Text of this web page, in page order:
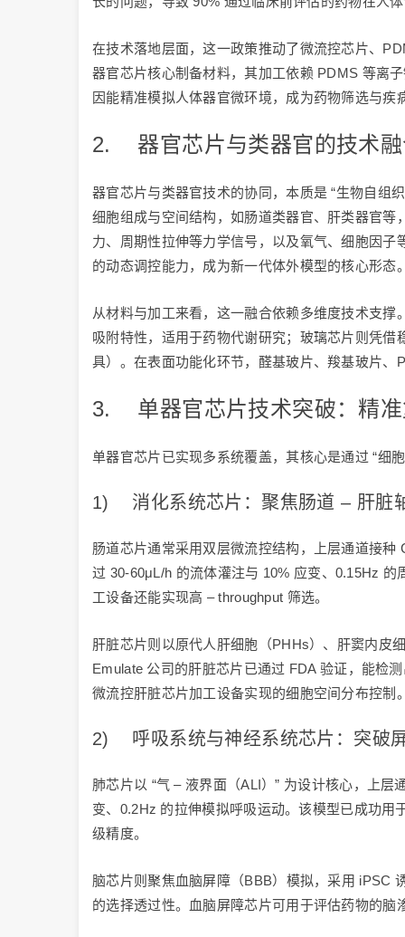
在技术落地层面，这一政策推动了微流控芯片、
器官芯片核心制备材料，其加工依赖 PDMS 等离
因能精准模拟人体器官微环境，成为药物筛选与疾
2. 器官芯片与类器官的技术融
器官芯片与类器官技术的协同，本质是 “生物自组
细胞组成与空间结构，如肠道类器官、肝类器官
力、周期性拉伸等力学信号，以及氧气、细胞因
的动态调控能力，成为新一代体外模型的核心形态
从材料与加工来看，这一融合依赖多维度技术支
吸附特性，适用于药物代谢研究；玻璃芯片则凭
具）。在表面功能化环节，醛基玻片、羧基玻片
3. 单器官芯片技术突破：精准
单器官芯片已实现多系统覆盖，其核心是通过 “细
1) 消化系统芯片：聚焦肠道 – 肝脏
肠道芯片通常采用双层微流控结构，上层通道接
过 30-60μL/h 的流体灌注与 10% 应变、0.15Hz
工设备还能实现高 – throughput 筛选。
肝脏芯片则以原代人肝细胞（PHHs）、肝窦内皮
Emulate 公司的肝脏芯片已通过 FDA 验证，能检
微流控肝脏芯片加工设备实现的细胞空间分布控制
2) 呼吸系统与神经系统芯片：突破
肺芯片以 “气 – 液界面（ALI）” 为设计核心，上
变、0.2Hz 的拉伸模拟呼吸运动。该模型已成功
级精度。
脑芯片则聚焦血脑屏障（BBB）模拟，采用 iPSC
的选择透过性。血脑屏障芯片可用于评估药物的